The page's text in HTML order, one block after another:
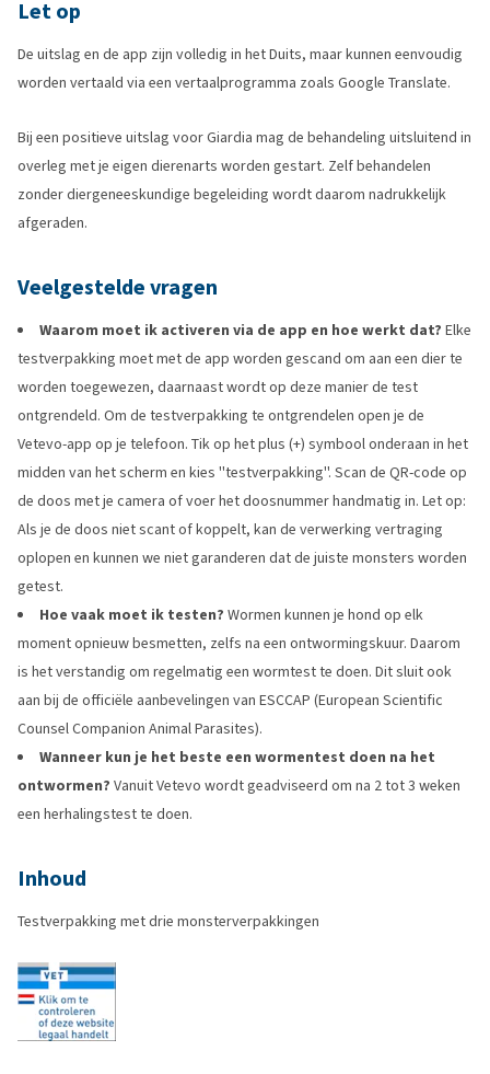
Let op
De uitslag en de app zijn volledig in het Duits, maar kunnen eenvoudig
worden vertaald via een vertaalprogramma zoals Google Translate.
Bij een positieve uitslag voor Giardia mag de behandeling uitsluitend in
overleg met je eigen dierenarts worden gestart. Zelf behandelen
zonder diergeneeskundige begeleiding wordt daarom nadrukkelijk
afgeraden.
Veelgestelde vragen
Waarom moet ik activeren via de app en hoe werkt dat? Elke
testverpakking moet met de app worden gescand om aan een dier te
worden toegewezen, daarnaast wordt op deze manier de test
ontgrendeld. Om de testverpakking te ontgrendelen open je de
Vetevo-app op je telefoon. Tik op het plus (+) symbool onderaan in het
midden van het scherm en kies ''testverpakking''. Scan de QR-code op
de doos met je camera of voer het doosnummer handmatig in. Let op:
Als je de doos niet scant of koppelt, kan de verwerking vertraging
oplopen en kunnen we niet garanderen dat de juiste monsters worden
getest.
Hoe vaak moet ik testen? Wormen kunnen je hond op elk
moment opnieuw besmetten, zelfs na een ontwormingskuur. Daarom
is het verstandig om regelmatig een wormtest te doen. Dit sluit ook
aan bij de officiële aanbevelingen van ESCCAP (European Scientific
Counsel Companion Animal Parasites).
Wanneer kun je het beste een wormentest doen na het
ontwormen? Vanuit Vetevo wordt geadviseerd om na 2 tot 3 weken
een herhalingstest te doen.
Inhoud
Testverpakking met drie monsterverpakkingen